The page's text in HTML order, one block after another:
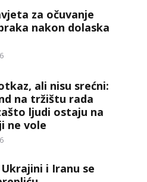
za očuvanje
nakon dolaska
ali nisu srećni:
na tržištu rada
ljudi ostaju na
ne vole
i Iranu se